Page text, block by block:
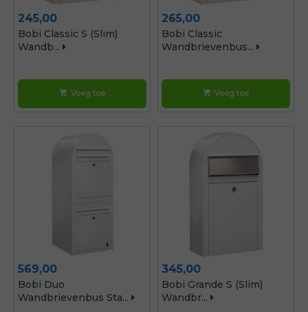
Prijs
245,00
Bobi Classic S (slim)
Wandb...
shopping_cart Voeg toe
Prijs
265,00
Bobi Classic
Wandbrievenbus...
shopping_cart Voeg toe
Prijs
569,00
Bobi Duo
Wandbrievenbus Sta...
Prijs
345,00
Bobi Grande S (slim)
Wandbr...